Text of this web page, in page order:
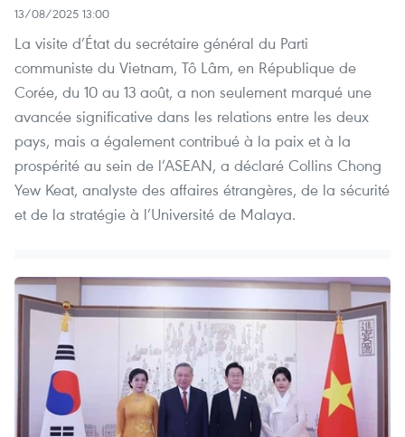
13/08/2025 13:00
La visite d’État du secrétaire général du Parti
communiste du Vietnam, Tô Lâm, en République de
Corée, du 10 au 13 août, a non seulement marqué une
avancée significative dans les relations entre les deux
pays, mais a également contribué à la paix et à la
prospérité au sein de l’ASEAN, a déclaré Collins Chong
Yew Keat, analyste des affaires étrangères, de la sécurité
et de la stratégie à l’Université de Malaya.